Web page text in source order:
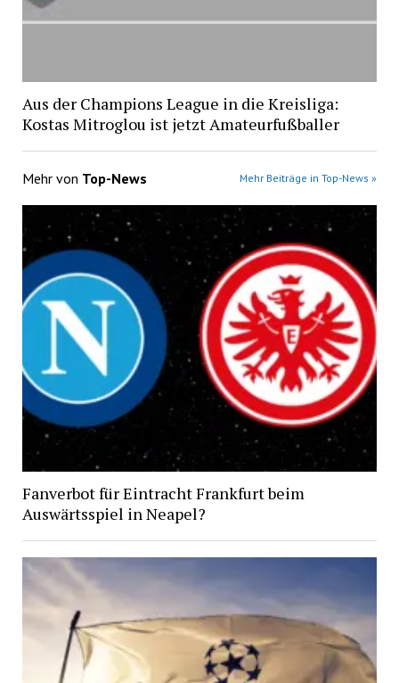
Aus der Champions League in die Kreisliga:
Kostas Mitroglou ist jetzt Amateurfußballer
Mehr von Top-News Mehr Beiträge in Top-News »
Fanverbot für Eintracht Frankfurt beim
Auswärtsspiel in Neapel?